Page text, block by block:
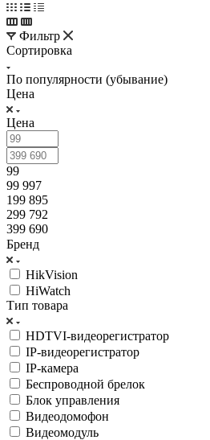
Фильтр
Сортировка
По популярности (убывание)
Цена
Цена
99
99 997
199 895
299 792
399 690
Бренд
HikVision
HiWatch
Тип товара
HDTVI-видеорегистратор
IP-видеорегистратор
IP-камера
Беспроводной брелок
Блок управления
Видеодомофон
Видеомодуль